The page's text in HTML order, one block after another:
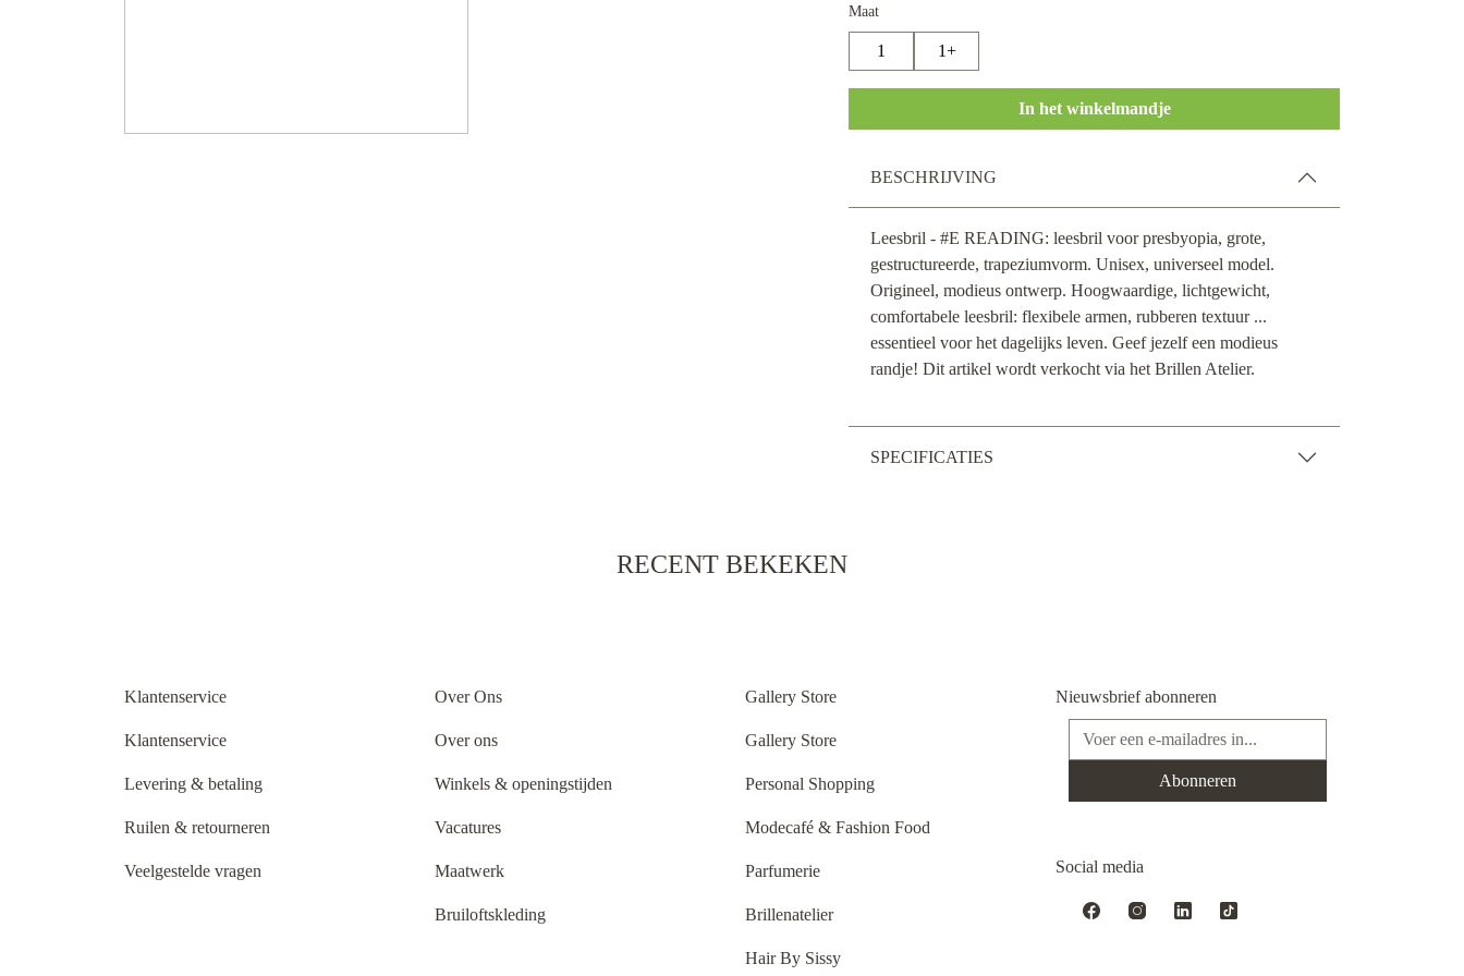
Maat
1 1+
In het winkelmandje
BESCHRIJVING
Leesbril - #E READING: leesbril voor presbyopia, grote,
gestructureerde, trapeziumvorm. Unisex, universeel model.
Origineel, modieus ontwerp. Hoogwaardige, lichtgewicht,
comfortabele leesbril: flexibele armen, rubberen textuur ...
essentieel voor het dagelijks leven. Geef jezelf een modieus
randje! Dit artikel wordt verkocht via het Brillen Atelier.
SPECIFICATIES
RECENT BEKEKEN
Klantenservice
Klantenservice
Levering & betaling
Ruilen & retourneren
Veelgestelde vragen
Over Ons
Over ons
Winkels & openingstijden
Vacatures
Maatwerk
Bruiloftskleding
Gallery Store
Gallery Store
Personal Shopping
Modecafé & Fashion Food
Parfumerie
Brillenatelier
Hair By Sissy
Nieuwsbrief abonneren
E-mailadres*
Abonneren
Social media